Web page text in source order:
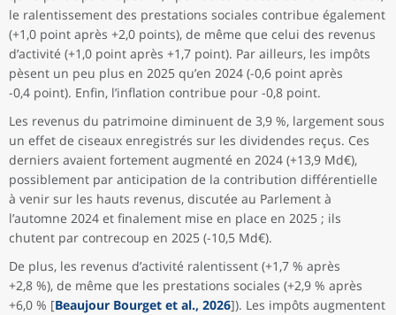
le ralentissement des prestations sociales contribue également
(+1,0 point après +2,0 points), de même que celui des revenus
d’activité (+1,0 point après +1,7 point). Par ailleurs, les impôts
pèsent un peu plus en 2025 qu’en 2024 (-0,6 point après
-0,4 point). Enfin, l’inflation contribue pour -0,8 point.
Les revenus du patrimoine diminuent de 3,9 %, largement sous
un effet de ciseaux enregistrés sur les dividendes reçus. Ces
derniers avaient fortement augmenté en 2024 (+13,9 Md€),
possiblement par anticipation de la contribution différentielle
à venir sur les hauts revenus, discutée au Parlement à
l’automne 2024 et finalement mise en place en 2025 ; ils
chutent par contrecoup en 2025 (-10,5 Md€).
De plus, les revenus d’activité ralentissent (+1,7 % après
+2,8 %), de même que les prestations sociales (+2,9 % après
+6,0 % [Beaujour Bourget et al., 2026]). Les impôts augmentent